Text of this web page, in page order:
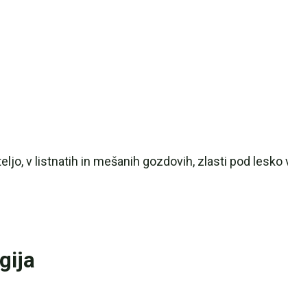
v listnatih in mešanih gozdovih, zlasti pod lesko